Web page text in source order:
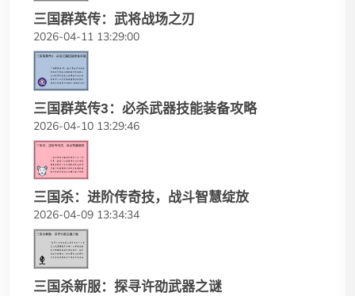
三国群英传：武将战场之刃
2026-04-11 13:29:00
三国群英传3：必杀武器技能装备攻略
2026-04-10 13:29:46
三国杀：进阶传奇技，战斗智慧绽放
2026-04-09 13:34:34
三国杀新服：探寻许劭武器之谜